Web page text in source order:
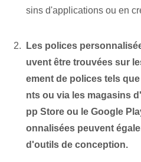
sins d'applications ou en
Les polices
uvent être trouvées sur
ement de polices tels
nts ou via les magasins
pp Store ou le Google
onnalisées⁢ peuvent
d'outils de conception.